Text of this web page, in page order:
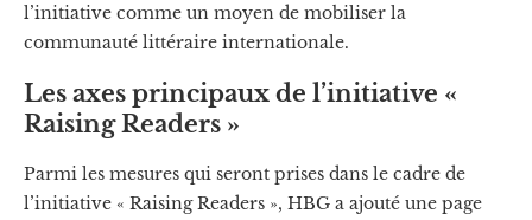
l’initiative comme un moyen de mobiliser la
communauté littéraire internationale.
Les axes principaux de l’initiative «
Raising Readers »
Parmi les mesures qui seront prises dans le cadre de
l’initiative « Raising Readers », HBG a ajouté une page